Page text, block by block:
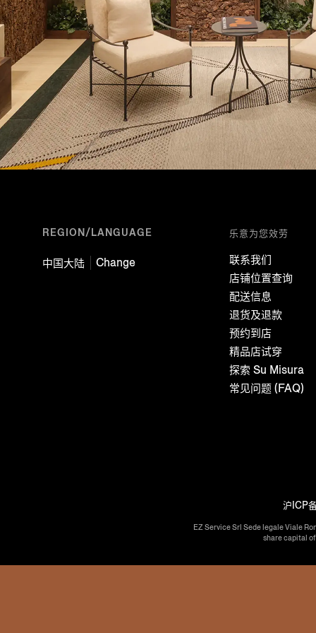
REGION/LANGUAGE
中国大陆 Change
乐意为您效劳
联系我们
店铺位置查询
配送信息
退货及退款
预约到店
精品店试穿
探索 Su Misura
常见问题 (FAQ)
沪ICP
EZ Service Srl Sede legale Viale
share capital